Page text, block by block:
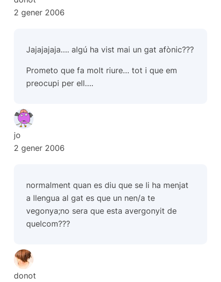
2 gener 2006
Jajajajaja…. algú ha vist mai un gat afònic???
Prometo que fa molt riure… tot i que em
preocupi per ell….
jo
2 gener 2006
normalment quan es diu que se li ha menjat
a llengua al gat es que un nen/a te
vegonya;no sera que esta avergonyit de
quelcom???
donot